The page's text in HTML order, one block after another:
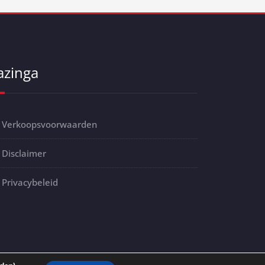
Verkoopsvoorwaarden
Disclaimer
Privacybeleid